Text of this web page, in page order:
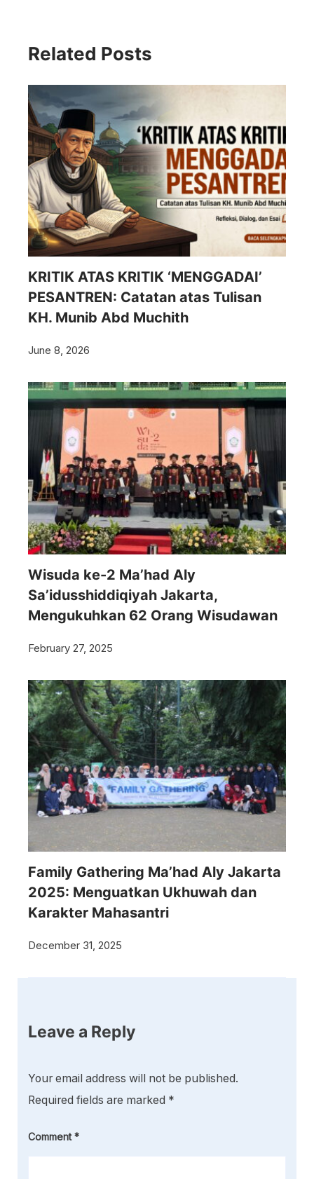
Related Posts
KRITIK ATAS KRITIK ‘MENGGADAI’
PESANTREN: Catatan atas Tulisan
KH. Munib Abd Muchith
June 8, 2026
Wisuda ke-2 Ma’had Aly
Sa’idusshiddiqiyah Jakarta,
Mengukuhkan 62 Orang Wisudawan
February 27, 2025
Family Gathering Ma’had Aly Jakarta
2025: Menguatkan Ukhuwah dan
Karakter Mahasantri
December 31, 2025
Leave a Reply
Your email address will not be published.
Required fields are marked *
Comment*